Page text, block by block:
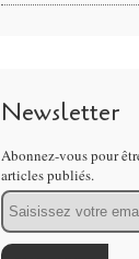
Newsletter
Abonnez-vous pour
articles publiés.
Email